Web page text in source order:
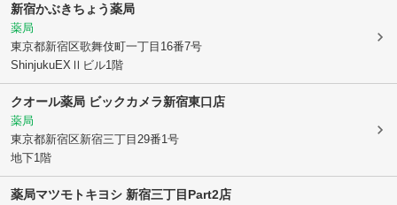
新宿かぶきちょう薬局
薬局
東京都新宿区歌舞伎町一丁目16番7号
ShinjukuEXⅡビル1階
クオール薬局 ビックカメラ新宿東口店
薬局
東京都新宿区新宿三丁目29番1号
地下1階
薬局マツモトキヨシ 新宿三丁目Part2店